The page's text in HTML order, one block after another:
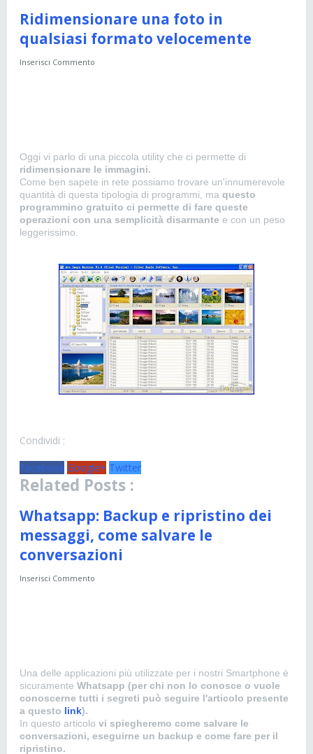
Ridimensionare una foto in
qualsiasi formato velocemente
Inserisci Commento
Oggi vi parlo di una piccola utility che ci permette di
ridimensionare le immagini.
Come ben sapete in rete possiamo trovare un'innumerevole
quantità di questa tipologia di programmi, ma questo
programmino gratuito ci permette di fare queste
operazioni con una semplicità disarmante e con un peso
leggerissimo.
Condividi :
Facebook Google+ Twitter
Related Posts :
Whatsapp: Backup e ripristino dei
messaggi, come salvare le
conversazioni
Inserisci Commento
Una delle applicazioni più utilizzate per i nostri Smartphone è
sicuramente Whatsapp (per chi non lo conosce o vuole
conoscerne tutti i segreti può seguire l'articolo presente
a questo link).
In questo articolo vi spiegheremo come salvare le
conversazioni, eseguirne un backup e come fare per il
ripristino.